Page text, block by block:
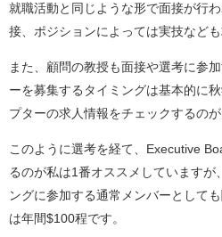
就職活動と同じような形で面接が行
接、ポジションによっては実技なども
また、顧問の教授も面接や選考に参
ーを募集するタイミングは基本的に
プターの求人情報をチェックするのが
このように選考を経て、Executive
るのが私は1番オススメしていますが
ングに参加する通常メンバーとして
は年間$100程です。